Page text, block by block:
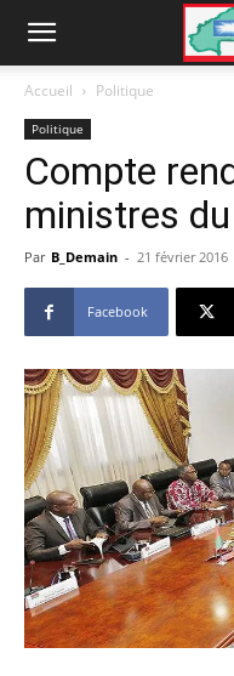
Accueil Politique
Politique
Compte
ministres
Par B_Demain - 21 février 2016
Facebook